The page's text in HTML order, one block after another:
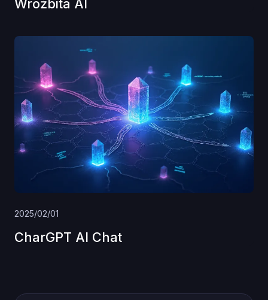
Wróżbita AI
2025/02/01
CharGPT AI Chat